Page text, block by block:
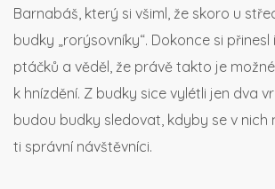
Barnabáš, který si všiml, že skoro u
budky „rorýsovníky“. Dokonce si přinesl
ptáčků a věděl, že právě takto je
k hnízdění. Z budky sice vylétli jen dva
budou budky sledovat, kdyby se v nich
ti správní návštěvníci.